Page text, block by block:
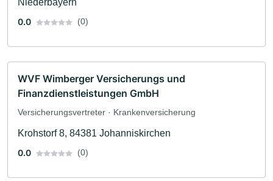
Niederbayern
0.0
(0)
WVF Wimberger Versicherungs und
Finanzdienstleistungen GmbH
Versicherungsvertreter · Krankenversicherung
Krohstorf 8, 84381 Johanniskirchen
0.0
(0)